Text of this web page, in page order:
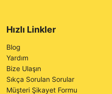
Hızlı Linkler
Blog
Yardım
Bize Ulaşın
Sıkça Sorulan Sorular
Müşteri Şikayet Formu